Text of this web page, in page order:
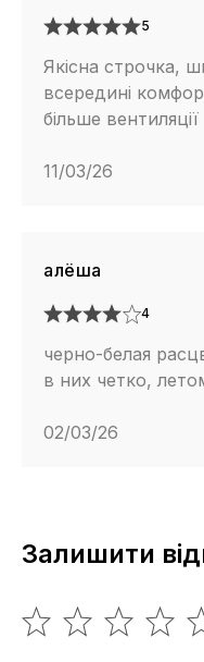
5
Якісна строчка,
всередині
більше вентиляції
11/03/26
алёша
4
черно-белая
в них четко,
02/03/26
Залишити